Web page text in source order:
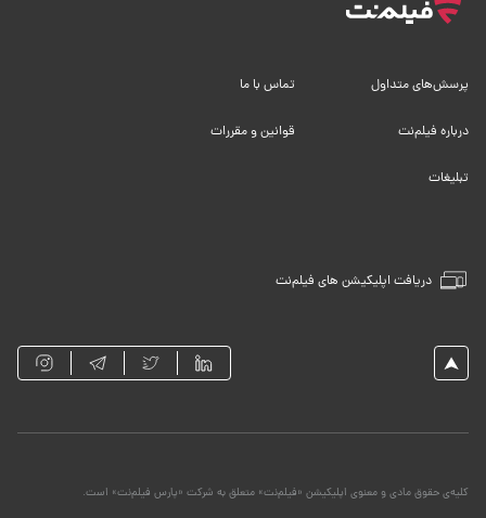
دریافت اپلیکیشن های فیلم‌نت
پرسش‌های متداول تماس با ما
درباره فیلم‌نت قوانین و مقررات
تبلیغات
کلیه‌ی حقوق مادی و معنوی اپلیکیشن «فیلم‌نت» متعلق به شرکت «پارس فیلم‌نت» است.